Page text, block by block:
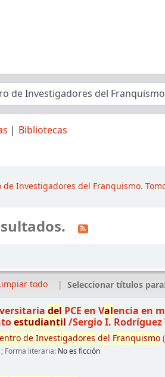
Bibliotecas
Investigadores del Franquismo.
todo Seleccionar títulos para:
del PCE en Valencia en
estudiantil /Sergio I. Rodríguez
de Investigadores del Franquismo(
; Forma literaria: No es ficción